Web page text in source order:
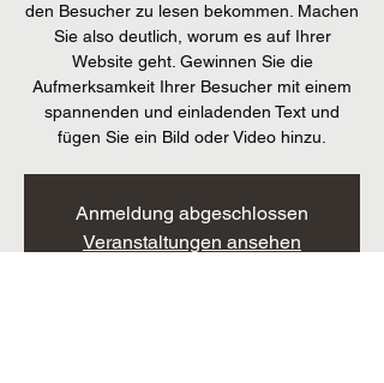
den Besucher zu lesen bekommen. Machen
Sie also deutlich, worum es auf Ihrer
Website geht. Gewinnen Sie die
Aufmerksamkeit Ihrer Besucher mit einem
spannenden und einladenden Text und
fügen Sie ein Bild oder Video hinzu.
Anmeldung abgeschlossen
Veranstaltungen ansehen